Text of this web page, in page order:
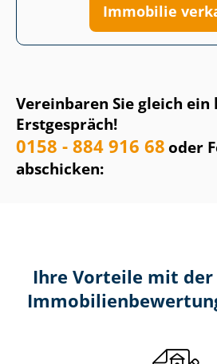
Vereinbaren Sie gleich ein
Erstgespräch!
0158 - 884 916 68oder
abschicken:
Immobilie
Ihre Vorteile mit